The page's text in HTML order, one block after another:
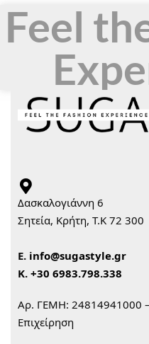
Feel
Δασκαλογιάννη 6
Σητεία, Κρήτη, Τ.Κ 72 300
Ε. info@sugastyle.gr
Κ. +30 6983.798.338
Αρ. ΓΕΜΗ: 24814941000 –
Επιχείρηση